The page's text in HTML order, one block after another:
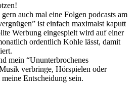
auch mal eine Folgen podcasts am
ist einfach maximalst kaputt
Werbung eingespielt wird auf einer
ordentlich Kohle lässt, damit
mein “Ununterbrochenes
verbringe, Hörspielen oder
Entscheidung sein.